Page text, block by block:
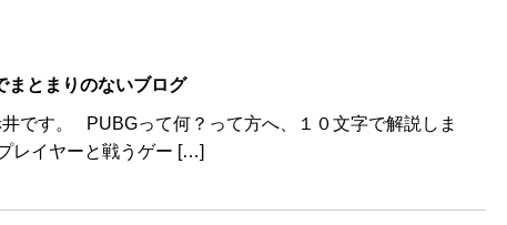
まとまりのないブログ
です。 PUBGって何？って方へ、１０文字で解説しま
イヤーと戦うゲー […]